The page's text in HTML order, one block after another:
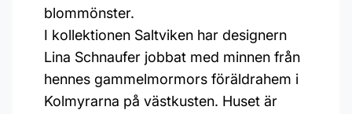
blommönster.
I kollektionen Saltviken har designern
Lina Schnaufer jobbat med minnen från
hennes gammelmormors föräldrahem i
Kolmyrarna på västkusten. Huset är